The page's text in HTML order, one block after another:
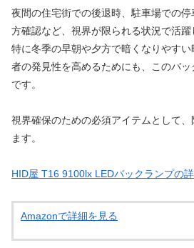
夜間の住宅街での後退時、駐車場での
方確認など、視界が限られる状況で活躍
特に冬季の早朝や夕方で暗くなりやす
者の発見性を高めるためにも、このバ
です。
視界確保のための必須アイテムとして
ます。
HID屋 T16 9100lx LEDバックランプの
Amazonで詳細を見る